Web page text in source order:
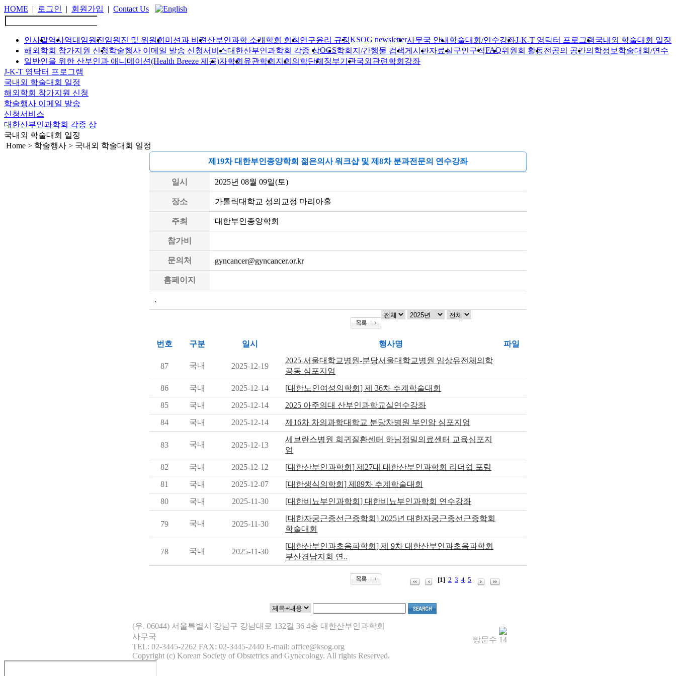
HOME | 로그인 | 회원가입 | Contact Us
인사말역사역대임원진임원진 및 위원회 미션과 비젼산부인과학 소개 학회 회칙연구윤리 규정KSOG newsletter사무국 안내 학술대회/연수강좌J-K-T 영닥터 프로그램국내외 학술대회 일정
해외학회 참가지원 신청학술행사 이메일 발송 신청서비스대한산부인과학회 각종 상OGS학회지/간행물 검색게시판자료실구인구직FAQ위원회 활동전공의 공간의학정보
일반인을 위한 산부인과 애니메이션(Health Breeze 제공)자학회 유관학회 지회 의학단체 정부기관국외관련학회
학술대회/연수
강좌
J-K-T 영닥터 프로그램
국내외 학술대회 일정
해외학회 참가지원 신청
학술행사 이메일 발송
신청서비스
대한산부인과학회 각종 상
국내외 학술대회 일정
Home > 학술행사 > 국내외 학술대회 일정
제19차 대한부인종양학회 젊은의사 워크샵 및 제8차 분과전문의 연수강좌
일시 2025년 08월 09일(토)
장소 가톨릭대학교 성의교정 마리아홀
주최 대한부인종양학회
참가비
문의처 gyncancer@gyncancer.or.kr
홈페이지
.
번호 구분 일시 행사명 파일
87 국내 2025-12-19
2025 서울대학교병원-분당서울대학교병원 임상유전체의학
공동 심포지엄
86
국내 2025-12-14
[대한노인여성의학회] 제 36차 추계학술대회
85
국내 2025-12-14
2025 아주의대 산부인과학교실연수강좌
84
국내 2025-12-14 제16차 차의과학대학교 분당차병원 부인암 심포지엄
83 국내 2025-12-13
세브란스병원 희귀질환센터 하님정밀의료센터 교육심포지
엄
82
국내 2025-12-12
[대한산부인과학회] 제27대 대한산부인과학회 리더쉽 포럼
81
국내 2025-12-07
[대한생식의학회] 제89차 추계학술대회
80
국내 2025-11-30 [대한비뇨부인과학회] 대한비뇨부인과학회 연수강좌
79 국내 2025-11-30
[대한자궁근종선근증학회] 2025년 대한자궁근종선근증학회
학술대회
78 국내 2025-11-30
[대한산부인과초음파학회] 제 9차 대한산부인과초음파학회
부산경남지회 연..
[1] 2 3 4 5
(우. 06044) 서울특별시 강남구 강남대로 132길 36 4층 대한산부인과학회
사무국
TEL: 02-3445-2262 FAX: 02-3445-2440 E-mail: office@ksog.org
Copyright (c) Korean Society of Obstetrics and Gynecology. All rights Reserved.
방문수 14